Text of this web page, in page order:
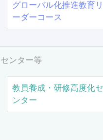
グローバル化推進教育リ
ーダーコース
センター等
教員養成・研修高度化セ
ンター